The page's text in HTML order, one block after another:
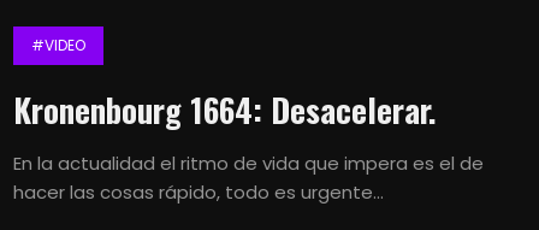
#VIDEO
Kronenbourg 1664: Desacelerar.
En la actualidad el ritmo de vida que impera es el de
hacer las cosas rápido, todo es urgente...